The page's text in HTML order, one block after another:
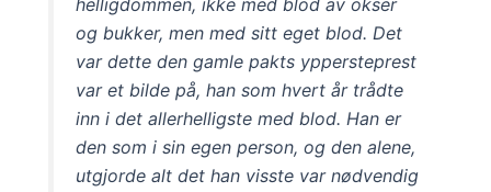
helligdommen, ikke med blod av okser
og bukker, men med sitt eget blod. Det
var dette den gamle pakts yppersteprest
var et bilde på, han som hvert år trådte
inn i det allerhelligste med blod. Han er
den som i sin egen person, og den alene,
utgjorde alt det han visste var nødvendig